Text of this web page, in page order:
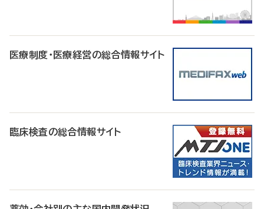
医療制度・医療経営の総合情報サイト
臨床検査の総合情報サイト